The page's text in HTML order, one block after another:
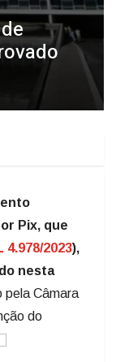
Pix, que
4.978/2023),
nesta
pela Câmara
do